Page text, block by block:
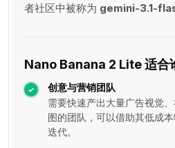
者社区中被称为 gemini-3.1-
Nano Banana 2 Lite 适合
创意与营销团队
需要快速产出大量广告视觉
图的团队，可以借助其低成
迭代。